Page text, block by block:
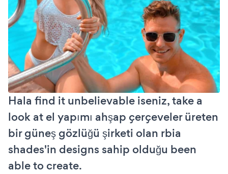
Hala find it unbelievable iseniz, take a
look at el yapımı ahşap çerçeveler üreten
bir güneş gözlüğü şirketi olan rbia
shades'in designs sahip olduğu been
able to create.